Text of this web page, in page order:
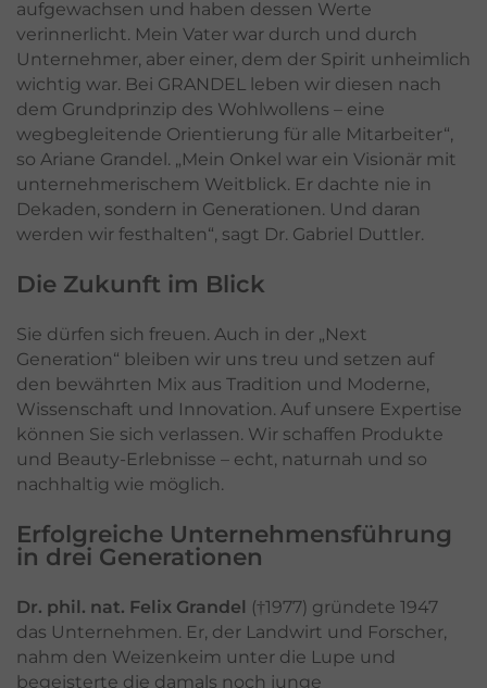
aufgewachsen und haben dessen Werte
verinnerlicht. Mein Vater war durch und durch
Unternehmer, aber einer, dem der Spirit unheimlich
wichtig war. Bei GRANDEL leben wir diesen nach
dem Grundprinzip des Wohlwollens – eine
wegbegleitende Orientierung für alle Mitarbeiter“,
so Ariane Grandel. „Mein Onkel war ein Visionär mit
unternehmerischem Weitblick. Er dachte nie in
Dekaden, sondern in Generationen. Und daran
werden wir festhalten“, sagt Dr. Gabriel Duttler.
Die Zukunft im Blick
Sie dürfen sich freuen. Auch in der „Next
Generation“ bleiben wir uns treu und setzen auf
den bewährten Mix aus Tradition und Moderne,
Wissenschaft und Innovation. Auf unsere Expertise
können Sie sich verlassen. Wir schaffen Produkte
und Beauty-Erlebnisse – echt, naturnah und so
nachhaltig wie möglich.
Erfolgreiche Unternehmensführung
in drei Generationen
Dr. phil. nat. Felix Grandel (†1977) gründete 1947
das Unternehmen. Er, der Landwirt und Forscher,
nahm den Weizenkeim unter die Lupe und
begeisterte die damals noch junge